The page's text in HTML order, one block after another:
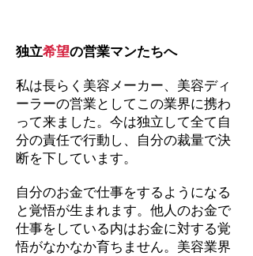
独立希望の営業マンたちへ
私は長らく美容メーカー、美容ディ
ーラーの営業としてこの業界に携わ
って来ました。今は独立して全て自
分の責任で行動し、自分の裁量で決
断を下しています。
自分のお金で仕事をするようになる
と覚悟が生まれます。他人のお金で
仕事をしている内はお金に対する覚
悟がなかなか育ちません。美容業界